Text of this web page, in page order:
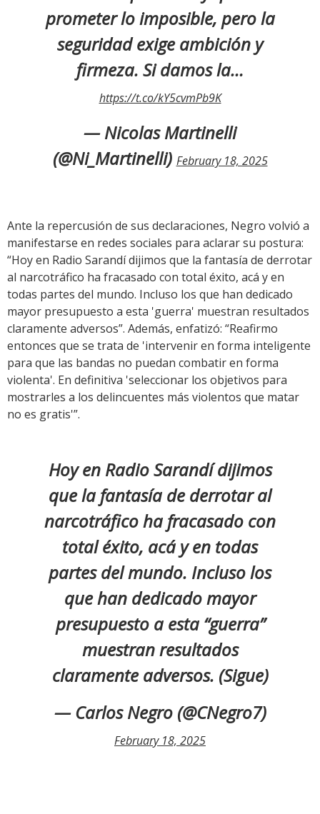
prometer lo imposible, pero la
seguridad exige ambición y
firmeza. Si damos la…
https://t.co/kY5cvmPb9K
— Nicolas Martinelli
(@Ni_Martinelli) February 18, 2025
Ante la repercusión de sus declaraciones, Negro volvió a
manifestarse en redes sociales para aclarar su postura:
“Hoy en Radio Sarandí dijimos que la fantasía de derrotar
al narcotráfico ha fracasado con total éxito, acá y en
todas partes del mundo. Incluso los que han dedicado
mayor presupuesto a esta 'guerra' muestran resultados
claramente adversos”. Además, enfatizó: “Reafirmo
entonces que se trata de 'intervenir en forma inteligente
para que las bandas no puedan combatir en forma
violenta'. En definitiva 'seleccionar los objetivos para
mostrarles a los delincuentes más violentos que matar
no es gratis'”.
Hoy en Radio Sarandí dijimos
que la fantasía de derrotar al
narcotráfico ha fracasado con
total éxito, acá y en todas
partes del mundo. Incluso los
que han dedicado mayor
presupuesto a esta “guerra”
muestran resultados
claramente adversos. (Sigue)
— Carlos Negro (@CNegro7)
February 18, 2025